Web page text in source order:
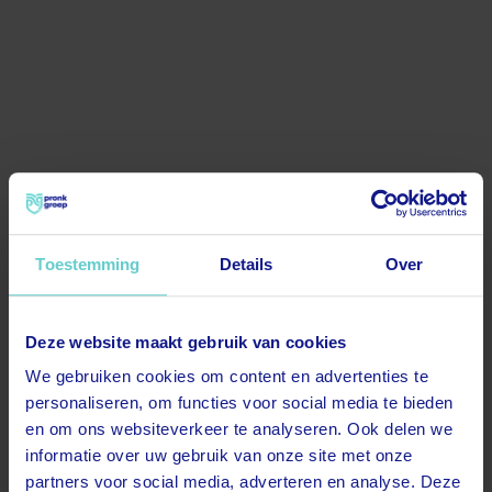
Toestemming Details Over
Deze website maakt gebruik van cookies
We gebruiken cookies om content en advertenties te
personaliseren, om functies voor social media te bieden
en om ons websiteverkeer te analyseren. Ook delen we
informatie over uw gebruik van onze site met onze
partners voor social media, adverteren en analyse. Deze
500